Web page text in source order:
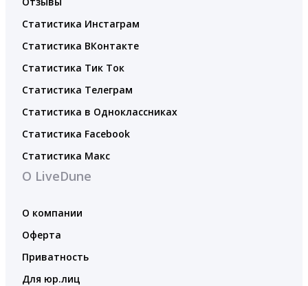
Статистика Инстаграм
Статистика ВКонтакте
Статистика Тик Ток
Статистика Телеграм
Статистика в Одноклассниках
Статистика Facebook
Статистика Макс
О LiveDune
О компании
Оферта
Приватность
Для юр.лиц